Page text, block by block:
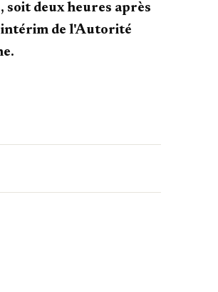
soit deux heures après
intérim de l'Autorité